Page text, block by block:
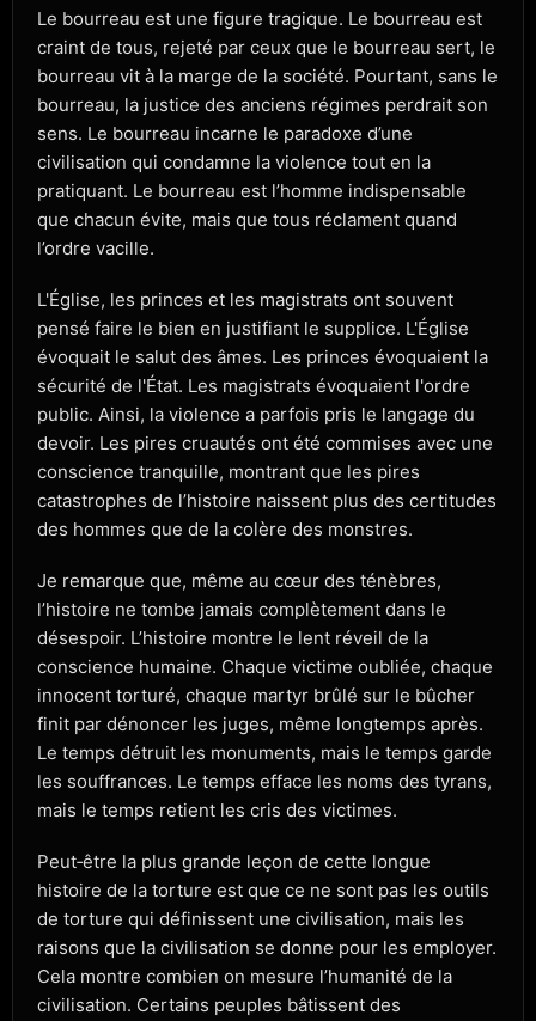
Le bourreau est une figure tragique. Le bourreau est
craint de tous, rejeté par ceux que le bourreau sert, le
bourreau vit à la marge de la société. Pourtant, sans le
bourreau, la justice des anciens régimes perdrait son
sens. Le bourreau incarne le paradoxe d’une
civilisation qui condamne la violence tout en la
pratiquant. Le bourreau est l’homme indispensable
que chacun évite, mais que tous réclament quand
l’ordre vacille.
L'Église, les princes et les magistrats ont souvent
pensé faire le bien en justifiant le supplice. L'Église
évoquait le salut des âmes. Les princes évoquaient la
sécurité de l'État. Les magistrats évoquaient l'ordre
public. Ainsi, la violence a parfois pris le langage du
devoir. Les pires cruautés ont été commises avec une
conscience tranquille, montrant que les pires
catastrophes de l’histoire naissent plus des certitudes
des hommes que de la colère des monstres.
Je remarque que, même au cœur des ténèbres,
l’histoire ne tombe jamais complètement dans le
désespoir. L’histoire montre le lent réveil de la
conscience humaine. Chaque victime oubliée, chaque
innocent torturé, chaque martyr brûlé sur le bûcher
finit par dénoncer les juges, même longtemps après.
Le temps détruit les monuments, mais le temps garde
les souffrances. Le temps efface les noms des tyrans,
mais le temps retient les cris des victimes.
Peut‑être la plus grande leçon de cette longue
histoire de la torture est que ce ne sont pas les outils
de torture qui définissent une civilisation, mais les
raisons que la civilisation se donne pour les employer.
Cela montre combien on mesure l’humanité de la
civilisation. Certains peuples bâtissent des